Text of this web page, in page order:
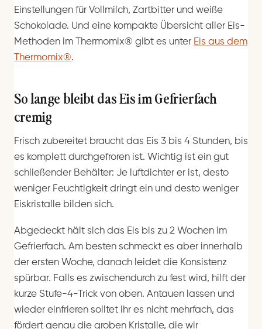
Einstellungen für Vollmilch, Zartbitter und weiße
Schokolade. Und eine kompakte Übersicht aller Eis-
Methoden im Thermomix® gibt es unter Eis aus dem
Thermomix®.
So lange bleibt das Eis im Gefrierfach
cremig
Frisch zubereitet braucht das Eis 3 bis 4 Stunden, bis
es komplett durchgefroren ist. Wichtig ist ein gut
schließender Behälter: Je luftdichter er ist, desto
weniger Feuchtigkeit dringt ein und desto weniger
Eiskristalle bilden sich.
Abgedeckt hält sich das Eis bis zu 2 Wochen im
Gefrierfach. Am besten schmeckt es aber innerhalb
der ersten Woche, danach leidet die Konsistenz
spürbar. Falls es zwischendurch zu fest wird, hilft der
kurze Stufe-4-Trick von oben. Antauen lassen und
wieder einfrieren solltet ihr es nicht mehrfach, das
fördert genau die groben Kristalle, die wir